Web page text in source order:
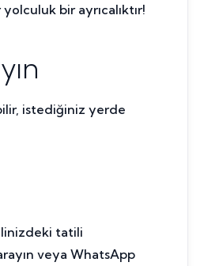
bir ayrıcalıktır!
istediğiniz yerde
tatili
veya WhatsApp